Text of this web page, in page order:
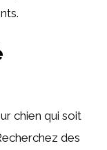
chien qui soit
des